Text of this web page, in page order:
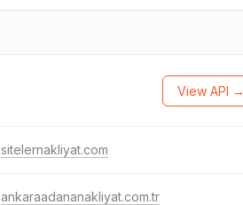
View API →
sitelernakliyat.com
ankaraadananakliyat.com.tr